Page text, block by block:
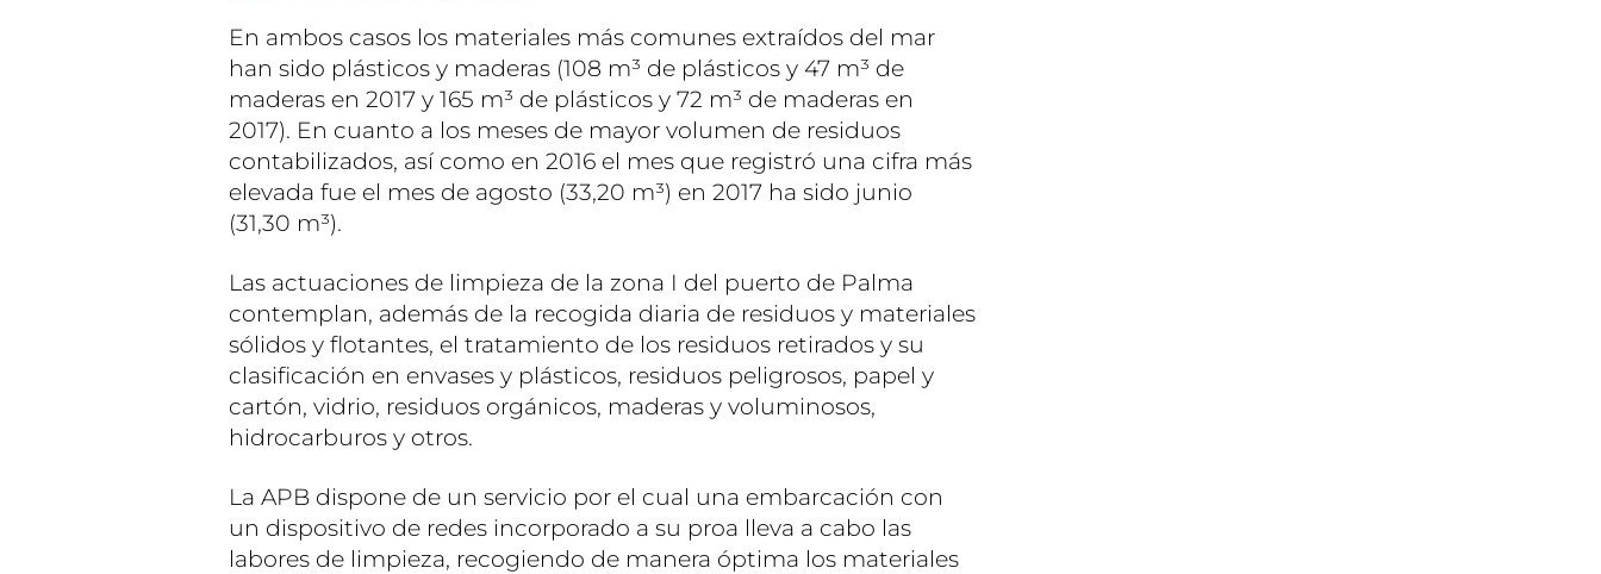
En ambos casos los materiales más comunes extraídos del mar
han sido plásticos y maderas (108 m³ de plásticos y 47 m³ de
maderas en 2017 y 165 m³ de plásticos y 72 m³ de maderas en
2017). En cuanto a los meses de mayor volumen de residuos
contabilizados, así como en 2016 el mes que registró una cifra más
elevada fue el mes de agosto (33,20 m³) en 2017 ha sido junio
(31,30 m³).
Las actuaciones de limpieza de la zona I del puerto de Palma
contemplan, además de la recogida diaria de residuos y materiales
sólidos y flotantes, el tratamiento de los residuos retirados y su
clasificación en envases y plásticos, residuos peligrosos, papel y
cartón, vidrio, residuos orgánicos, maderas y voluminosos,
hidrocarburos y otros.
La APB dispone de un servicio por el cual una embarcación con
un dispositivo de redes incorporado a su proa lleva a cabo las
labores de limpieza, recogiendo de manera óptima los materiales